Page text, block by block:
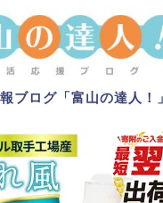
ブログ「富山の達人！